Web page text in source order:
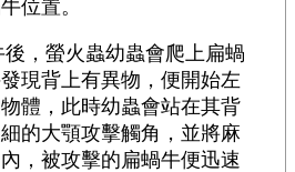
位置。
螢火蟲幼蟲會爬上扁蝸
現背上有異物，便開始左
體，此時幼蟲會站在其背
的大顎攻擊觸角，並將麻
，被攻擊的扁蝸牛便迅速